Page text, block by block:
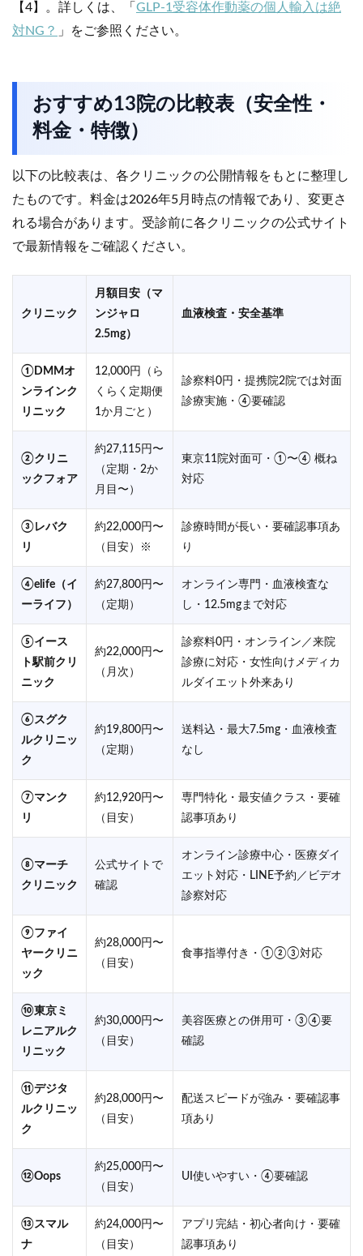
【4】。詳しくは、「 GLP-1受容体作動薬の個人輸入は絶
対NG？ 」をご参照ください。
おすすめ13院の比較表（安全性・
料金・特徴）
以下の比較表は、各クリニックの公開情報をもとに整理し
たものです。料金は2026年5月時点の情報であり、変更さ
れる場合があります。受診前に各クリニックの公式サイト
で最新情報をご確認ください。
クリニック
月額目安（マ
ンジャロ
2.5mg）
血液検査・安全基準
①DMMオ
ンラインク
リニック
12,000円（ら
くらく定期便
1か月ごと）
診察料0円・提携院2院では対面
診療実施・④要確認
②クリニ
ックフォア
約27,115円〜
（定期・2か
月目〜）
東京11院対面可・①〜④ 概ね
対応
③レバク
リ
約22,000円〜
（目安）※
診療時間が長い・要確認事項あ
り
④elife（イ
ーライフ）
約27,800円〜
（定期）
オンライン専門・血液検査な
し・12.5mgまで対応
⑤イース
ト駅前クリ
ニック
約22,000円〜
（月次）
診察料0円・オンライン／来院
診療に対応・女性向けメディカ
ルダイエット外来あり
⑥スグク
ルクリニッ
ク
約19,800円〜
（定期）
送料込・最大7.5mg・血液検査
なし
⑦マンク
リ
約12,920円〜
（目安）
専門特化・最安値クラス・要確
認事項あり
⑧マーチ
クリニック
公式サイトで
確認
オンライン診療中心・医療ダイ
エット対応・LINE予約／ビデオ
診察対応
⑨ファイ
ヤークリニ
ック
約28,000円〜
（目安）
食事指導付き・①②③対応
⑩東京ミ
レニアルク
リニック
約30,000円〜
（目安）
美容医療との併用可・③④要
確認
⑪デジタ
ルクリニッ
ク
約28,000円〜
（目安）
配送スピードが強み・要確認事
項あり
⑫Oops
約25,000円〜
（目安）
UI使いやすい・④要確認
⑬スマル
ナ
約24,000円〜
（目安）
アプリ完結・初心者向け・要確
認事項あり